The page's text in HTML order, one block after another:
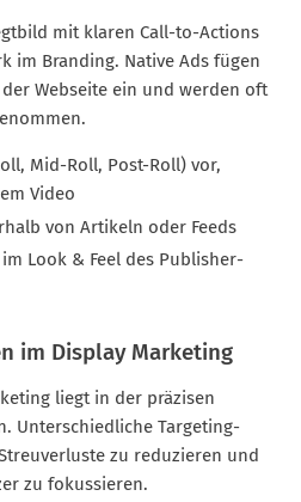
mit klaren Call-to-Actions
im Branding. Native Ads fügen
Webseite ein und werden oft
Mid-Roll, Post-Roll) vor,
Video
von Artikeln oder Feeds
Look & Feel des Publisher-
im Display Marketing
liegt in der präzisen
Unterschiedliche Targeting-
zu reduzieren und
zu fokussieren.